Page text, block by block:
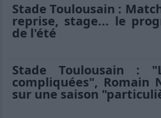
Stade Toulousain :
reprise, stage... le
de l'été
Stade Toulousain :
compliquées", Romain
sur une saison